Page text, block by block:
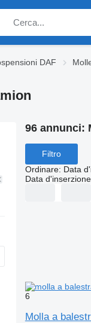
DAF
96 annunci:
Filtro
Ordinare: Data
Data d'inserzione
6
Molla a